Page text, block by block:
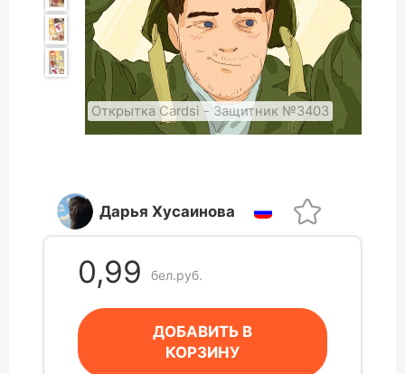
Открытка Cardsi - Защитник №3403
Дарья Хусаинова
0,99 бел.руб.
ДОБАВИТЬ В
КОРЗИНУ